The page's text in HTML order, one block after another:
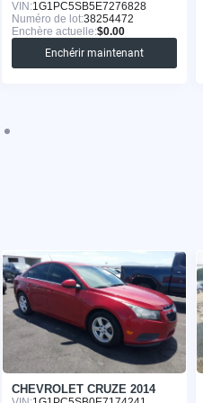
VIN:1G1PC5SB5E7276828
Numéro de lot:38254472
Enchère actuelle:$0.00
Enchérir maintenant
CHEVROLET CRUZE 2014